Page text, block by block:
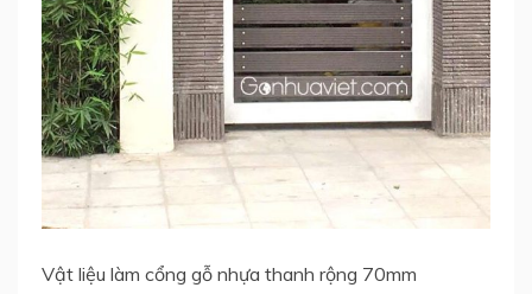
Vật liệu làm cổng gỗ nhựa thanh rộng 70mm